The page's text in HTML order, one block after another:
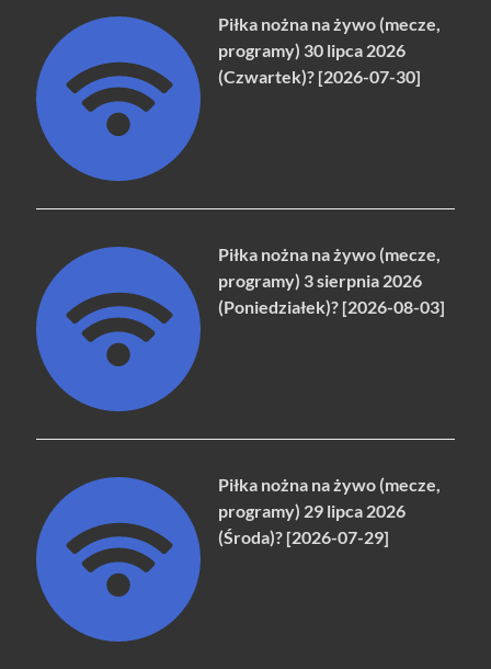
Piłka nożna na żywo (mecze,
programy) 30 lipca 2026
(Czwartek)? [2026-07-30]
Piłka nożna na żywo (mecze,
programy) 3 sierpnia 2026
(Poniedziałek)? [2026-08-03]
Piłka nożna na żywo (mecze,
programy) 29 lipca 2026
(Środa)? [2026-07-29]